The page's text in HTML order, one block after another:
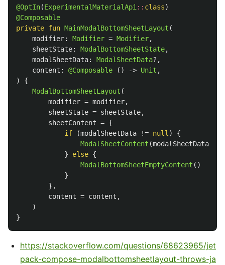
@OptIn(ExperimentalMaterialApi :: class)
@Composable
private fun MainModalBottomSheetLayout (
modifier: Modifier = Modifier,
sheetState: ModalBottomSheetState,
modalSheetData: ModalSheetData?,
content : @Composable () -> Unit ,
)
{
ModalBottomSheetLayout (
modifier = modifier,
sheetState = sheetState,
sheetContent = {
if
(modalSheetData != null )
{
ModalSheetContent (modalSheetData
}
else {
ModalBottomSheetEmptyContent ()
}
},
content = content ,
)
}
https://stackoverflow.com/questions/68623965/jet
pack-compose-modalbottomsheetlayout-throws-ja